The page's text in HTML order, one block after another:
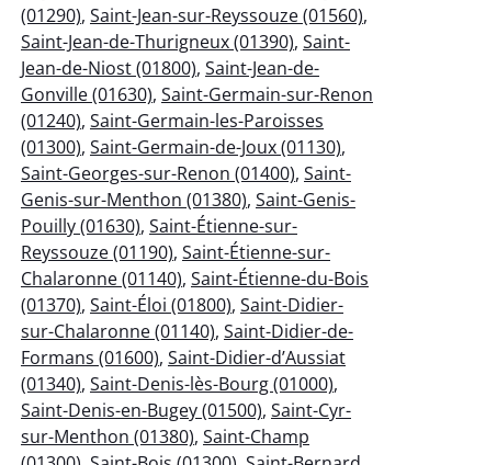
(01290), Saint-Jean-sur-Reyssouze (01560),
Saint-Jean-de-Thurigneux (01390), Saint-
Jean-de-Niost (01800), Saint-Jean-de-
Gonville (01630), Saint-Germain-sur-Renon
(01240), Saint-Germain-les-Paroisses
(01300), Saint-Germain-de-Joux (01130),
Saint-Georges-sur-Renon (01400), Saint-
Genis-sur-Menthon (01380), Saint-Genis-
Pouilly (01630), Saint-Étienne-sur-
Reyssouze (01190), Saint-Étienne-sur-
Chalaronne (01140), Saint-Étienne-du-Bois
(01370), Saint-Éloi (01800), Saint-Didier-
sur-Chalaronne (01140), Saint-Didier-de-
Formans (01600), Saint-Didier-d’Aussiat
(01340), Saint-Denis-lès-Bourg (01000),
Saint-Denis-en-Bugey (01500), Saint-Cyr-
sur-Menthon (01380), Saint-Champ